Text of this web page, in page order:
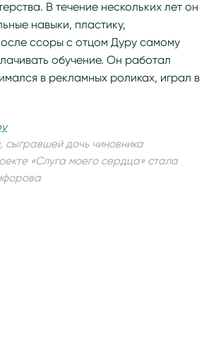
В течение нескольких лет он
навыки, пластику,
ссоры с отцом Дуру самому
обучение. Он работал
в рекламных роликах, играл в
дочь чиновника
«Слуга моего сердца» стала